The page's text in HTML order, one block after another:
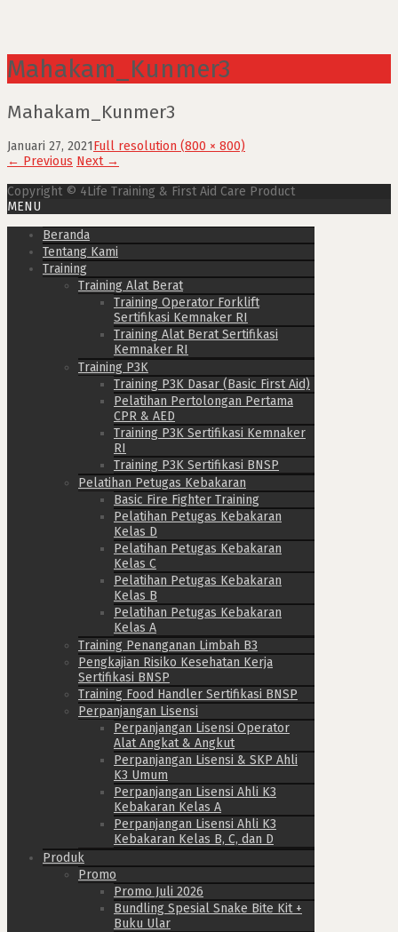
Mahakam_Kunmer3
Mahakam_Kunmer3
Januari 27, 2021Full resolution (800 × 800)
← Previous Next →
Copyright © 4Life Training & First Aid Care Product
MENU
Beranda
Tentang Kami
Training
Training Alat Berat
Training Operator Forklift
Sertifikasi Kemnaker RI
Training Alat Berat Sertifikasi
Kemnaker RI
Training P3K
Training P3K Dasar (Basic First Aid)
Pelatihan Pertolongan Pertama
CPR & AED
Training P3K Sertifikasi Kemnaker
RI
Training P3K Sertifikasi BNSP
Pelatihan Petugas Kebakaran
Basic Fire Fighter Training
Pelatihan Petugas Kebakaran
Kelas D
Pelatihan Petugas Kebakaran
Kelas C
Pelatihan Petugas Kebakaran
Kelas B
Pelatihan Petugas Kebakaran
Kelas A
Training Penanganan Limbah B3
Pengkajian Risiko Kesehatan Kerja
Sertifikasi BNSP
Training Food Handler Sertifikasi BNSP
Perpanjangan Lisensi
Perpanjangan Lisensi Operator
Alat Angkat & Angkut
Perpanjangan Lisensi & SKP Ahli
K3 Umum
Perpanjangan Lisensi Ahli K3
Kebakaran Kelas A
Perpanjangan Lisensi Ahli K3
Kebakaran Kelas B, C, dan D
Produk
Promo
Promo Juli 2026
Bundling Spesial Snake Bite Kit +
Buku Ular